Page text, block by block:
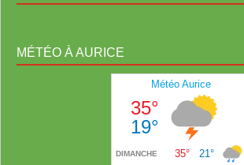
MÉTÉO À AURICE